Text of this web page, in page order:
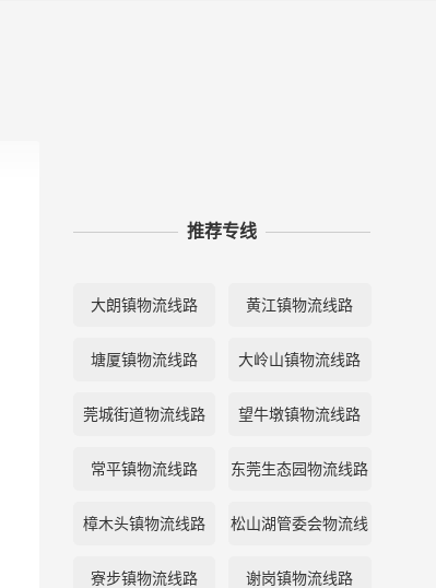
推荐专线
大朗镇物流线路 黄江镇物流线路
塘厦镇物流线路 大岭山镇物流线路
莞城街道物流线路 望牛墩镇物流线路
常平镇物流线路 东莞生态园物流线路
樟木头镇物流线路 松山湖管委会物流线
路
寮步镇物流线路 谢岗镇物流线路